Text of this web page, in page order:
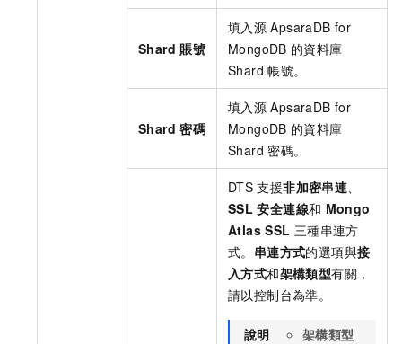
Shard 賬號
填入源 ApsaraDB for
MongoDB 的資料庫
Shard 帳號。
Shard 密碼
填入源 ApsaraDB for
MongoDB 的資料庫
Shard 密碼。
DTS 支援非加密串連
SSL 安全連線和 Mongo
Atlas SSL 三種串連方
式。 串連方式的選項與接
入方式和架構類型有關，
請以控制台為準。
說明
架構類型